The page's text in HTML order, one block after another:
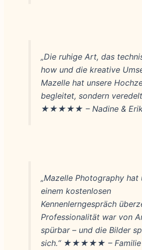
„Die ruhige Art, das
how und die kreative
Mazelle hat unsere
begleitet, sondern
★★★★★ – Nadine &
„Mazelle Photography hat
einem kostenlosen
Kennenlerngespräch
Professionalität war von
spürbar – und die Bilder
sich.“ ★★★★★ – Familie